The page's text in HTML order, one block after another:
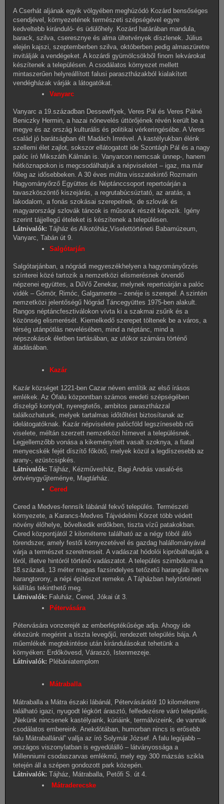
A Cserhát aljának egyik völgyében meghúzódó Kozárd bensőséges
csendjével, környezetének természeti szépségével egyre
kedveltebb kiránduló- és üdülőhely. Kozárd határában mandula,
barack, szilva, cseresznye és alma ültetvények díszlenek. Július
elején kajszi, szeptemberben szilva, októberben pedig almaszüretre
invitálják a vendégeket. A kozárdi gyümölcsökből finom lekvárokat
készítenek a településen. A csodálatos környezet mellett
mintaszerűen helyreállított falusi parasztházakból kialakított
vendégházak várják a látogatókat.
Vanyarc
Vanyarc a 19.században Dessewffyek, Veres Pál és Veres Pálné
Beniczky Hermin, a hazai nőnevelés úttörőjének révén került be a
megye és az ország kulturális és politikai vérkeringésébe. A Veres
család jó barátságban élt Madách Imrével. A kastélyukban élénk
szellemi élet zajlot, sokszor ellátogatott ide Szontágh Pál és a nagy
palóc író Mikszáth Kálmán is. Vanyarcon nemcsak ünnep-, hanem
hétköznapokon is megcsodálhatjuk a népviseletet – igaz, ma már
főleg az idősebbeken. A 30 éves múltra visszatekintő Rozmarin
Hagyományőrző Együttes és Néptánccsoport repertoárján a
tavaszköszöntő kiszejárás, a regrutabúcsúztató, az aratás, a
lakodalom, a fonás szokásai szerepelnek, de szlovák és
magyarországi szlovák táncok is műsoruk részét képezik. Igény
szerint tájjellegű ételeket is készítenek a településen.
Látnivalók: Tájház és Alkotóház,Viselettörténeti Babamúzeum,
Vanyarc, Tabán út 9.
Salgótarján
Salgótarjánban, a nógrádi megyeszékhelyen a hagyományőrzés
színterei közé tartozik a nemzetközi elismerésnek örvendő
népzenei együttes, a DűVő Zenekar, melynek repertoárján a palóc
vidék – Gömör, Rimóc, Galgamente – zenéje is szerepel. A szintén
nemzetközi jelentőségű Nógrád Táncegyüttes 1975-ben alakult.
Rangos néptáncfesztiválokon vívta ki a szakmai zsűrik és a
közönség elismerését. Kiemelkedő szerepet töltenek be a város, a
térség utánpótlás nevelésében, mind a néptánc, mind a
népszokások életben tartásában, az utókor számára történő
átadásában.
Kazár
Kazár községet 1221-ben Cazar néven említik az első írásos
emlékek. Az Ófalu központban számos eredeti szépségében
díszelgő kontyolt, nyeregtetős, ambitos parasztházzal
találkozhatunk, melyek tartalmas időtőltést biztosítanak az
idelátogatóknak. Kazár népviselete palócföld legszínesebb női
viselete, méltán szerzett nemzetközi hírnevet a településnek.
Legjellemzőbb vonása a kikeményített vasalt szoknya, a fiatal
menyecskék fejét díszítő főkötő, melyek közül a legdíszesebb az
arany-, ezüstcsipkés.
Látnivalók: Tájház, Kézművesház, Bagi András vasaló-és
öntvénygyűjteménye, Magtárház.
Cered
Cered a Medves-fennsík lábánál fekvő település. Természeti
környezete, a Karancs-Medves Tájvédelmi Körzet több védett
növény élőhelye, bővelkedik erdőkben, tiszta vízű patakokban.
Cered központjától 2 kilométerre található az a négy tóból álló
tórendszer, amely festői környezetével és gazdag halállományával
várja a természet szerelmeseit. A vadászat hódolói kipróbálhatják a
lóról, illetve hintóról történő vadászatot. A település szimbóluma a
18.századi, 13 méter magas fazsindelyes tetőzetű harangláb illetve
harangtorony, a népi építészet remeke. A Tájházban helytörténeti
kiállítás tekinthető meg.
Látnivalók: Faluház, Cered, Jókai út 3.
Pétervására
Pétervására vonzerejét az emberléptékűsége adja. Ahogy ide
érkezünk megérint a tiszta levegőjű, rendezett település bája. A
műemlékek megtekintése után kirándulásokat tehetünk a
környéken: Erdőkövesd, Váraszó, Istenmezeje.
Látnivalók: Plébániatemplom
Mátraballa
Mátraballa a Mátra északi lábánál, Pétervásárától 10 kilométerre
található igazi, nyugodt légkört árasztó, felfedezésre váró település.
„Nekünk nincsenek kastélyaink, kúriáink, termálvizeink, de vannak
csodálatos embereink. Anekdótában, humorban nincs is erősebb
falu Mátraballánál” vallja az író Solymár József. A falu legújabb –
országos viszonylatban is egyedülálló – látványossága a
Millenniumi csodaszarvas emlékmű, mely egy 300 mázsás szikla
tetején áll a szépen gondozott park közepén.
Látnivalók: Tájház, Mátraballa, Petőfi S. út 4.
Mátraderecske